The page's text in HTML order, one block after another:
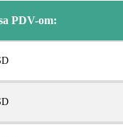
PDV-om: